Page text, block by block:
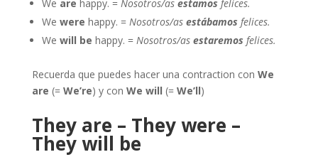
We are happy. = Nosotros/as estamos felices.
We were happy. = Nosotros/as estábamos felices.
We will be happy. = Nosotros/as estaremos felices.
Recuerda que puedes hacer una contraction con We
are (= We’re) y con We will (= We’ll)
They are – They were –
They will be